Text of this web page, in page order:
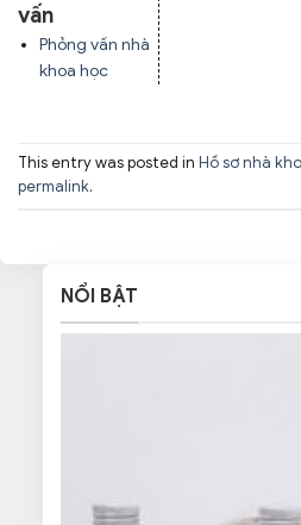
vấn
Phỏng vấn nhà
khoa học
This entry was posted in Hồ sơ nhà
permalink.
NỔI BẬT